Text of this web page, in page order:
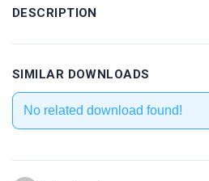
DESCRIPTION
SIMILAR DOWNLOADS
No related download found!